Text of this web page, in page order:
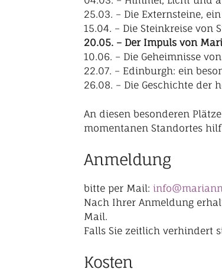
25.03. – Die Externsteine,
15.04. – Die Steinkreise von
20.05. – Der Impuls von
10.06. – Die Geheimnisse
22.07. – Edinburgh: ein
26.08. – Die Geschichte der
An diesen besonderen
momentanen Standortes
Anmeldung
bitte per Mail:
Nach Ihrer Anmeldung
Mail.
Falls Sie zeitlich verhindert
Kosten